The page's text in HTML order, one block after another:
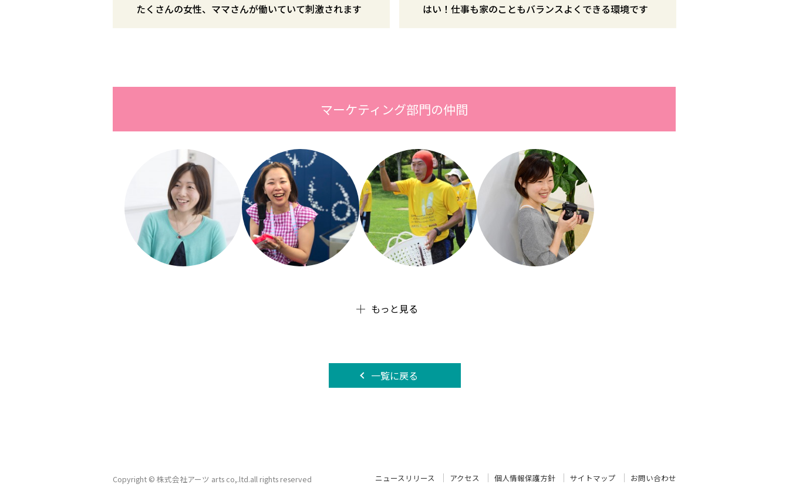
たくさんの女性、ママさんが働いていて刺激されます
はい！仕事も家のこともバランスよくできる環境です
マーケティング部門の仲間
もっと見る
一覧に戻る
ニュースリリース アクセス 個人情報保護方針 サイトマップ お問い合わせ
Copyright © 株式会社アーツ arts co,.ltd.all rights reserved